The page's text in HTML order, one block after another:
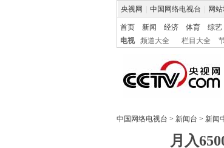
央视网 中国网络电视台 网
首页 新闻 经济 体育 综艺
电视
频道大全 栏目大全
中国网络电视台 > 新闻台 > 新闻
月入